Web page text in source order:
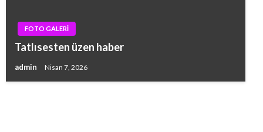
FOTO GALERİ
Tatlısesten üzen haber
admin Nisan 7, 2026